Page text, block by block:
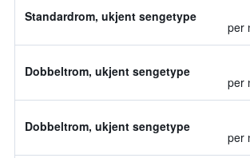
Standardrom, ukjent sengetype
per
Dobbeltrom, ukjent sengetype
per
Dobbeltrom, ukjent sengetype
per